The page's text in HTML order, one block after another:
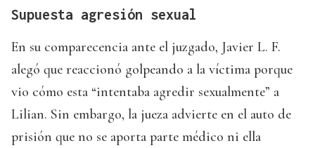
Supuesta agresión sexual
En su comparecencia ante el juzgado, Javier L. F.
alegó que reaccionó golpeando a la víctima porque
vio cómo esta “intentaba agredir sexualmente” a
Lilian. Sin embargo, la jueza advierte en el auto de
prisión que no se aporta parte médico ni ella